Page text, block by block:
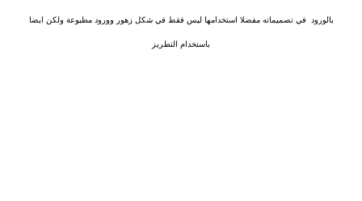
بالورود في تصميماته مفضلا استخدامها ليس فقط في شكل زهور وورود مطبوعة ولكن ايضا
باستخدام التطريز